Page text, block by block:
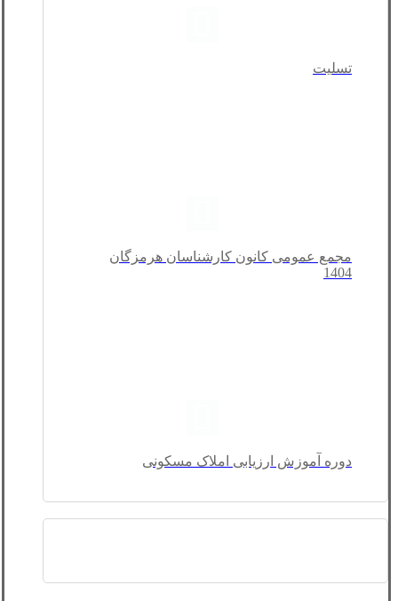
تسلیت
مجمع عمومی کانون کارشناسان هرمزگان
1404
دوره آموزش ارزیابی املاک مسکونی